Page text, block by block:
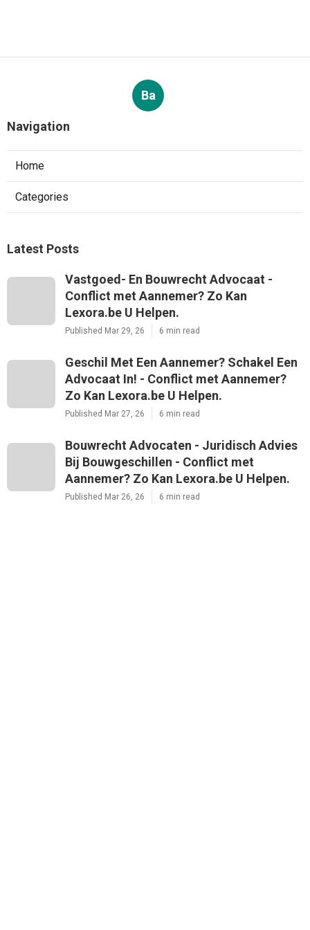
Ba
Navigation
Home
Categories
Latest Posts
Vastgoed- En Bouwrecht Advocaat -
Conflict met Aannemer? Zo Kan
Lexora.be U Helpen.
Published Mar 29, 26 6 min read
Geschil Met Een Aannemer? Schakel Een
Advocaat In! - Conflict met Aannemer?
Zo Kan Lexora.be U Helpen.
Published Mar 27, 26 6 min read
Bouwrecht Advocaten - Juridisch Advies
Bij Bouwgeschillen - Conflict met
Aannemer? Zo Kan Lexora.be U Helpen.
Published Mar 26, 26 6 min read